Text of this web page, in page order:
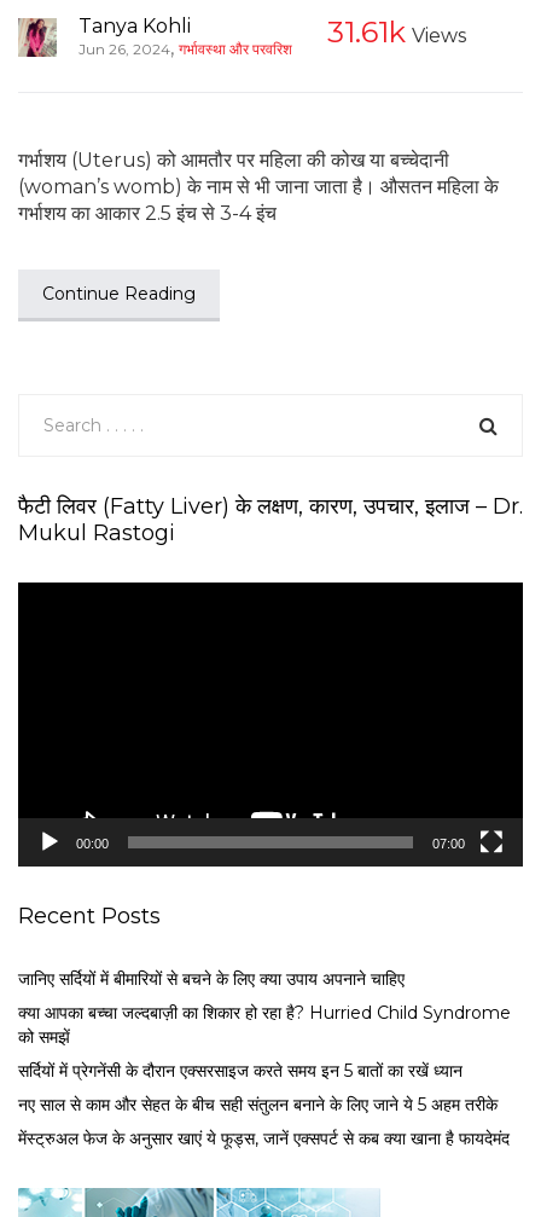
Tanya Kohli
Jun 26, 2024, गर्भावस्था और परवरिश 31.61k Views
गर्भाशय (Uterus) को आमतौर पर महिला की कोख या बच्चेदानी
(woman’s womb) के नाम से भी जाना जाता है। औसतन महिला के
गर्भाशय का आकार 2.5 इंच से 3-4 इंच
Continue Reading
फैटी लिवर (Fatty Liver) के लक्षण, कारण, उपचार, इलाज – Dr.
Mukul Rastogi
00:00 07:00
Recent Posts
जानिए सर्दियों में बीमारियों से बचने के लिए क्या उपाय अपनाने चाहिए
क्या आपका बच्चा जल्दबाज़ी का शिकार हो रहा है? Hurried Child Syndrome
को समझें
सर्द‍ियों में प्रेगनेंसी के दौरान एक्सरसाइज करते समय इन 5 बातों का रखें ध्यान
नए साल से काम और सेहत के बीच सही संतुलन बनाने के लिए जाने ये 5 अहम तरीके
मेंस्ट्रुअल फेज के अनुसार खाएं ये फूड्स, जानें एक्सपर्ट से कब क्या खाना है फायदेमंद